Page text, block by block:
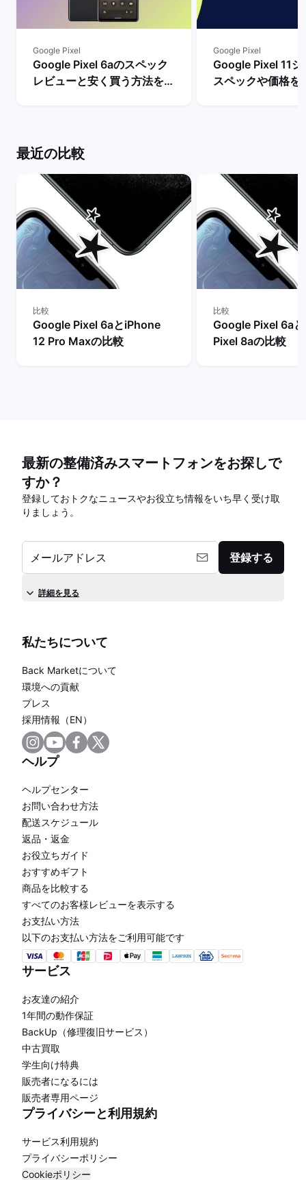
Google Pixel
Google Pixel 6aのスペック
レビューと安く買う方法を解
Google Pixel
Google Pixel 11シ
スペックや価格を
最近の比較
比較
Google Pixel 6aとiPhone
12 Pro Maxの比較
比較
Google Pixel 6a
Pixel 8aの比較
最新の整備済みスマートフォンをお探しで
すか？
登録しておトクなニュースやお役立ち情報をいち早く受け取
りましょう。
メールアドレス 登録する
詳細を見る
私たちについて
Back Marketについて
環境への貢献
プレス
採用情報（EN）
ヘルプ
ヘルプセンター
お問い合わせ方法
配送スケジュール
返品・返金
お役立ちガイド
おすすめギフト
商品を比較する
すべてのお客様レビューを表示する
お支払い方法
以下のお支払い方法をご利用可能です
サービス
お友達の紹介
1年間の動作保証
BackUp（修理復旧サービス）
中古買取
学生向け特典
販売者になるには
販売者専用ページ
プライバシーと利用規約
サービス利用規約
プライバシーポリシー
Cookieポリシー